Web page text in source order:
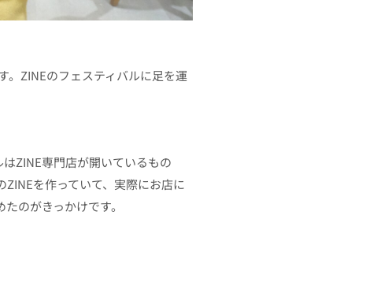
。ZINEのフェスティバルに足を運
ZINE専門店が開いているもの
を作っていて、実際にお店に
のがきっかけです。